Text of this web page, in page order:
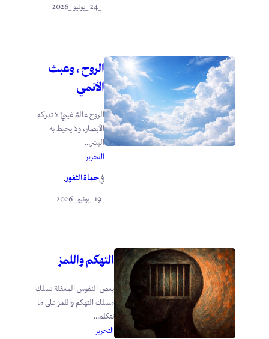
الروح ، وعبث
الأنمي
الروح عالمٌ غيبيٌّ لا تدركه
الأبصار، ولا يحيط به
البشر...
التحرير
فيحماة الثغور.
التهكم واللمز
بعض النفوس المغفلة تسلك
مسلك التهكم واللمز على ما
نتكلم...
التحرير